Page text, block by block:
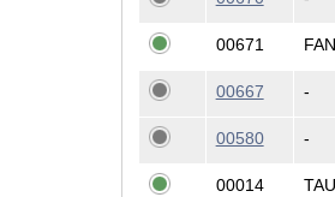
00671
00667 -
00580 -
00014